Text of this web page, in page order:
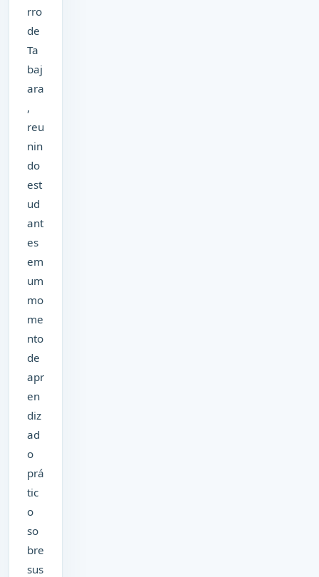
rro
de
Ta
baj
ara
,
reu
nin
do
est
ud
ant
es
em
um
mo
me
nto
de
apr
en
diz
ad
o
prá
tic
o
so
bre
sus